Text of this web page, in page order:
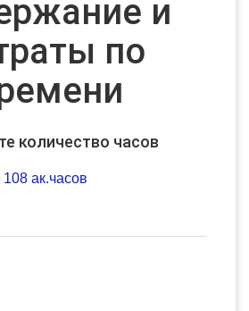
и
по
количество часов
108 ак.часов